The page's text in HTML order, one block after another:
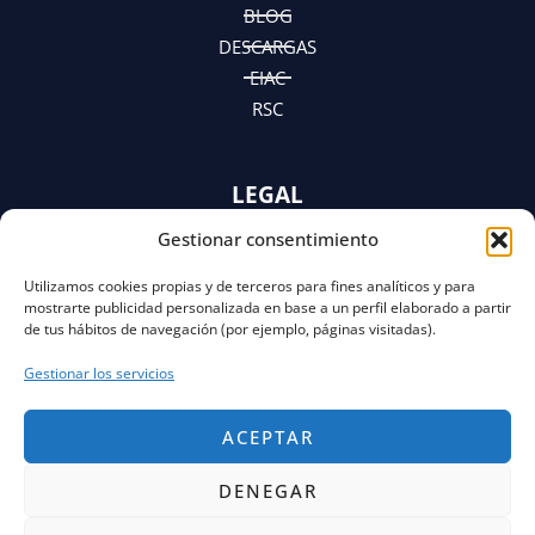
Gestionar consentimiento
Utilizamos cookies propias y de terceros para fines analíticos y para
mostrarte publicidad personalizada en base a un perfil elaborado a partir
de tus hábitos de navegación (por ejemplo, páginas visitadas).
Gestionar los servicios
ACEPTAR
DENEGAR
m
BLOG
DESCARGAS
EIAC
RSC
LEGAL
AVISO LEGAL
Y AVISO DE PRIVACIDAD
POLÍTICA DE COOKIES